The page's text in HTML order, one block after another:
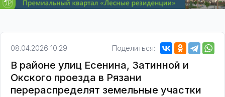
08.04.2026 10:29 Поделиться:
В районе улиц Есенина, Затинной и
Окского проезда в Рязани
перераспределят земельные участки